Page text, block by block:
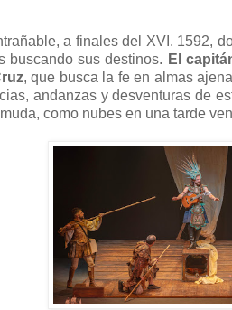
a finales del XVI. 1592,
buscando sus destinos. El
, que busca la fe en almas
andanzas y desventuras de
como nubes en una tarde